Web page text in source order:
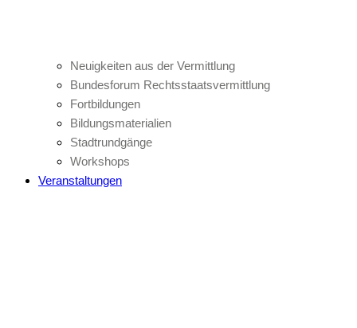
Neuigkeiten aus der Vermittlung
Bundesforum Rechtsstaatsvermittlung
Fortbildungen
Bildungsmaterialien
Stadtrundgänge
Workshops
Veranstaltungen